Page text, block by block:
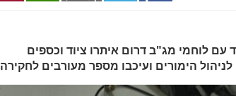
עם לוחמי מג"ב דרום איתרו ציוד וכספים
הימורים ועיכבו מספר מעורבים לחקירה